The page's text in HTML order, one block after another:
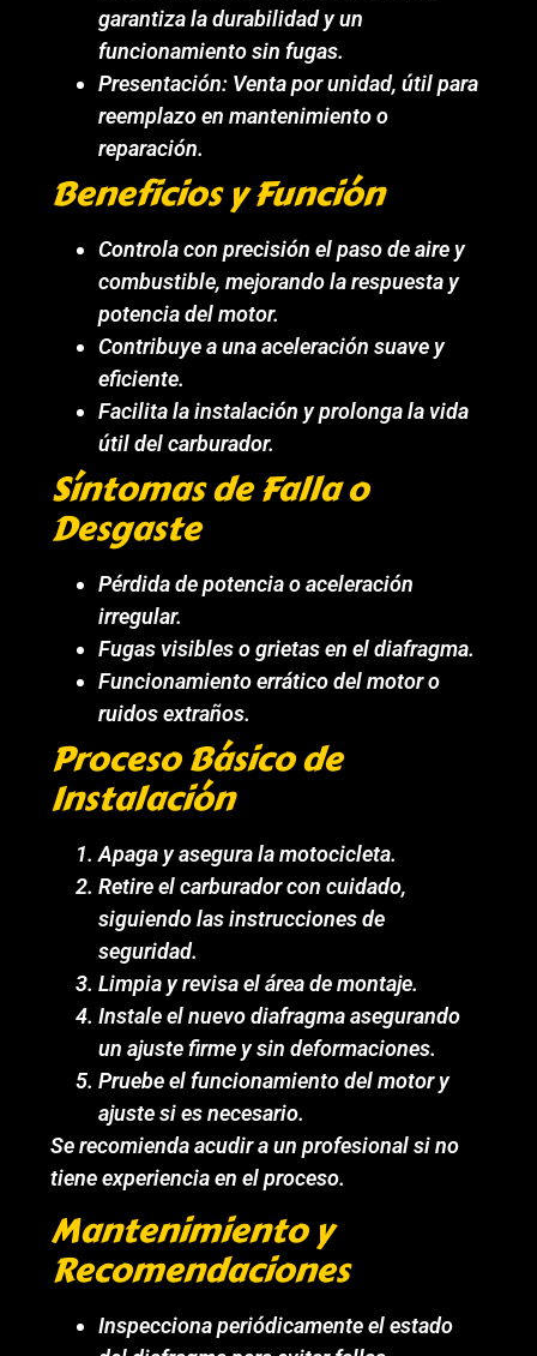
garantiza la durabilidad y un
funcionamiento sin fugas.
Presentación: Venta por unidad, útil para
reemplazo en mantenimiento o
reparación.
Beneficios y Función
Controla con precisión el paso de aire y
combustible, mejorando la respuesta y
potencia del motor.
Contribuye a una aceleración suave y
eficiente.
Facilita la instalación y prolonga la vida
útil del carburador.
Síntomas de Falla o
Desgaste
Pérdida de potencia o aceleración
irregular.
Fugas visibles o grietas en el diafragma.
Funcionamiento errático del motor o
ruidos extraños.
Proceso Básico de
Instalación
Apaga y asegura la motocicleta.
Retire el carburador con cuidado,
siguiendo las instrucciones de
seguridad.
Limpia y revisa el área de montaje.
Instale el nuevo diafragma asegurando
un ajuste firme y sin deformaciones.
Pruebe el funcionamiento del motor y
ajuste si es necesario.
Se recomienda acudir a un profesional si no
tiene experiencia en el proceso.
Mantenimiento y
Recomendaciones
Inspecciona periódicamente el estado